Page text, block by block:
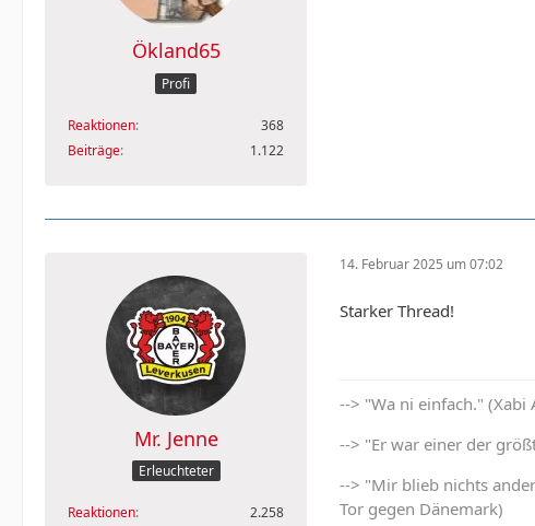
Ökland65
Profi
Reaktionen
368
Beiträge
1.122
Mr. Jenne
Erleuchteter
Reaktionen
2.258
14. Februar 2025 um 07:02
Starker Thread!
--> "Wa ni einfach." (Xabi
--> "Er war einer der
--> "Mir blieb nichts
Tor gegen Dänemark)